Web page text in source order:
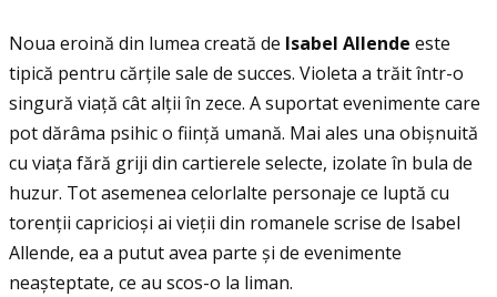
Noua eroină din lumea creată de Isabel Allende este
tipică pentru cărţile sale de succes. Violeta a trăit într-o
singură viaţă cât alţii în zece. A suportat evenimente care
pot dărâma psihic o fiinţă umană. Mai ales una obișnuită
cu viaţa fără griji din cartierele selecte, izolate în bula de
huzur. Tot asemenea celorlalte personaje ce luptă cu
torenţii capricioși ai vieţii din romanele scrise de Isabel
Allende, ea a putut avea parte și de evenimente
neașteptate, ce au scos-o la liman.